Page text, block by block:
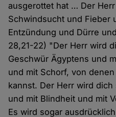
ausgerottet hat … Der
Schwindsucht und Fieber
Entzündung und Dürre
28,21-22) "Der Herr wird
Geschwür Ägyptens und
und mit Schorf, von
kannst. Der Herr wird
und mit Blindheit und mit
Es wird sogar